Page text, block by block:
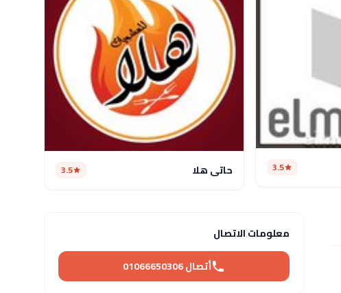
3.5 حاتي هلا 3.5
معلومات الاتصال
أتصال 01066650306